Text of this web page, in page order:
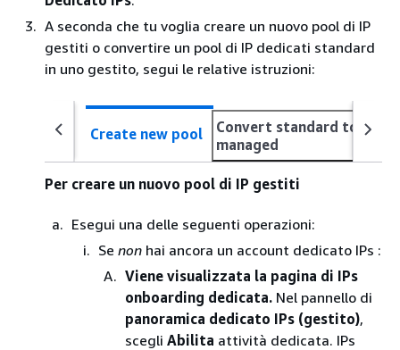
A seconda che tu voglia creare un nuovo pool di IP
gestiti o convertire un pool di IP dedicati standard
in uno gestito, segui le relative istruzioni:
Create new pool
Convert standard to
managed
Per creare un nuovo pool di IP gestiti
Esegui una delle seguenti operazioni:
Se non hai ancora un account dedicato IPs :
Viene visualizzata la pagina di IPs
onboarding dedicata. Nel pannello di
panoramica dedicato IPs (gestito),
scegli Abilita attività dedicata. IPs